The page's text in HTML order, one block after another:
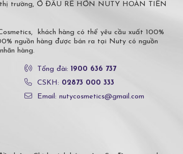
thị trường, Ở ĐÂU RẺ HƠN NUTY HOÀN TIỀN
khách hàng có thể yêu cầu xuất 100%
nguồn hàng được bán ra tại Nuty có nguồn
hàng.
Tổng đài: 1900 636 737
CSKH: 02873 000 333
Email: nutycosmetics@gmail.com